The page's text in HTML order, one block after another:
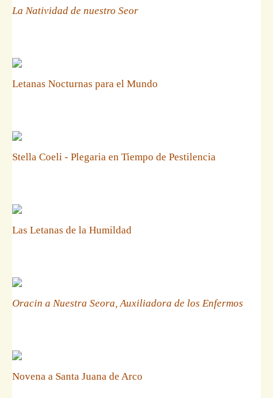
La Natividad de nuestro Seor
Letanas Nocturnas para el Mundo
Stella Coeli - Plegaria en Tiempo de Pestilencia
Las Letanas de la Humildad
Oracin a Nuestra Seora, Auxiliadora de los Enfermos
Novena a Santa Juana de Arco